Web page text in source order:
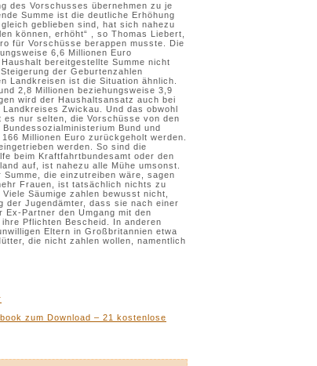
des Vorschusses übernehmen zu je
Summe ist die deutliche Erhöhung
geblieben sind, hat sich nahezu
können, erhöht“ , so Thomas Liebert,
für Vorschüsse berappen musste. Die
6,6 Millionen Euro
bereitgestellte Summe nicht
der Geburtenzahlen
Landkreisen ist die Situation ähnlich.
2,8 Millionen beziehungsweise 3,9
wird der Haushaltsansatz auch bei
Zwickau. Und das obwohl
nur selten, die Vorschüsse von den
Bund und
Millionen Euro zurückgeholt werden.
werden. So sind die
beim Kraftfahrtbundesamt oder den
auf, ist nahezu alle Mühe umsonst.
die einzutreiben wäre, sagen
Frauen, ist tatsächlich nichts zu
Säumige zahlen bewusst nicht,
der Jugendämter, dass sie nach einer
Partner den Umgang mit den
Pflichten Bescheid. In anderen
Eltern in Großbritannien etwa
die nicht zahlen wollen, namentlich
zum Download – 21 kostenlose